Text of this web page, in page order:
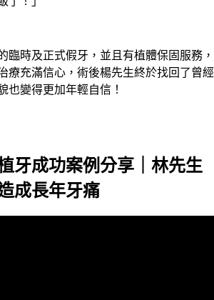
臨時及正式假牙，並且有植體保固服務，
療充滿信心，術後楊先生終於找回了曾經
也變得更加年輕自信！
牙成功案例分享｜林先生
成長年牙痛